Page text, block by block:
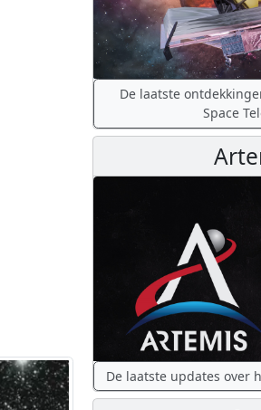
De laatste
Space
De laatste updates over